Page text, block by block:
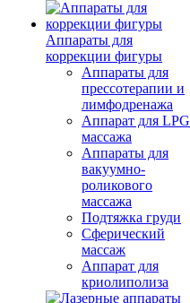
Аппараты для
коррекции фигуры
Аппараты для
прессотерапии и
лимфодренажа
Аппарат для LPG
массажа
Аппараты для
вакуумно-
роликового
массажа
Подтяжка груди
Сферический
массаж
Аппарат для
криолиполиза